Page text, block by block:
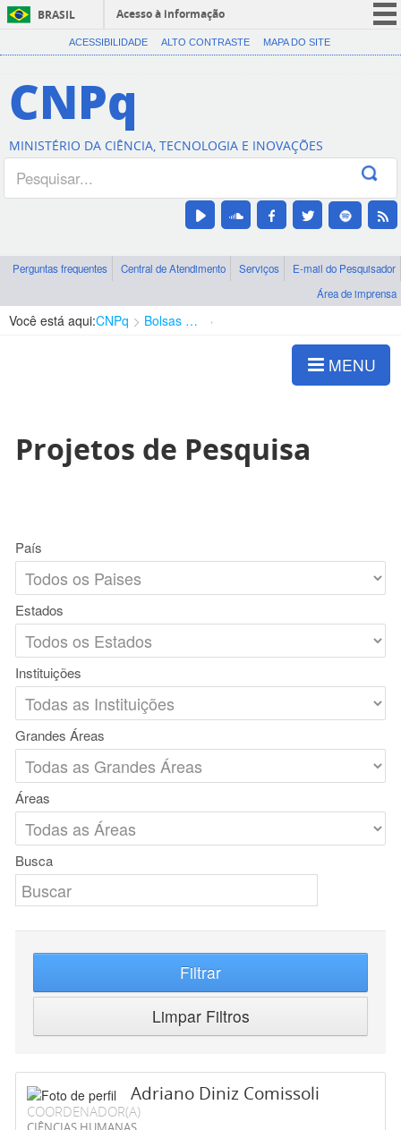
BRASIL
Acesso à informação
CORONAVÍRUS (COVID-19)
Canais
ACESSIBILIDADE ALTO CONTRASTE MAPA DO SITE
CNPq
MINISTÉRIO DA CIÊNCIA, TECNOLOGIA E INOVAÇÕES
Perguntas frequentes Central de Atendimento Serviços
E-mail do Pesquisador
Área de imprensa
Você está aqui:CNPq Bolsas e Auxílios Vigentes
MENU
Projetos de Pesquisa
País
Estados
Instituições
Grandes Áreas
Áreas
Busca
Filtrar
Limpar Filtros
Adriano Diniz Comissoli
COORDENADOR(A)